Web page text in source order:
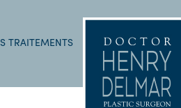
TRAITEMENTS